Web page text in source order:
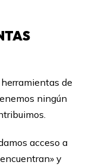
de
ningún
acceso a
y